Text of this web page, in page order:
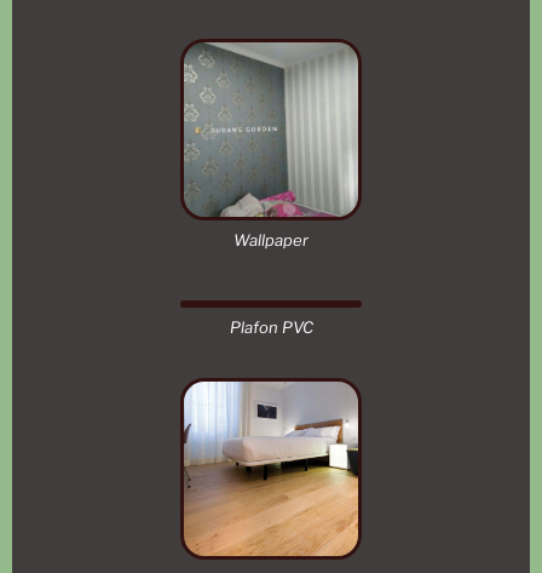
Wallpaper
Plafon PVC